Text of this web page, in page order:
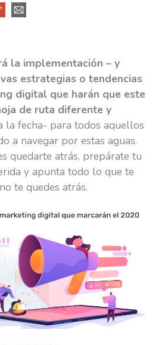
PUBLI
DIGITAL
la implementación – y
estrategias o tendencias
digital que harán que este
de ruta diferente y
la fecha- para todos aquellos
a navegar por estas aguas.
quedarte atrás, prepárate tu
y apunta todo lo que te
te quedes atrás.